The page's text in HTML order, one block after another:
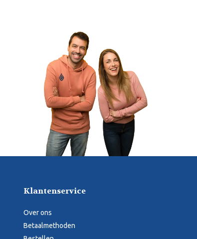
Klantenservice
Over ons
Betaalmethoden